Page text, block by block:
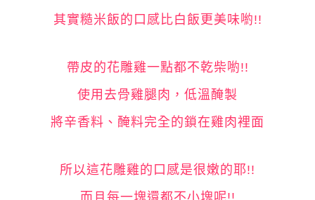
其實糙米飯的口感比白飯更美味喲!!
帶皮的花雕雞一點都不乾柴喲!!
使用去骨雞腿肉，低溫醃製
將辛香料、醃料完全的鎖在雞肉裡面
所以這花雕雞的口感是很嫩的耶!!
而且每一塊還都不小塊呢!!